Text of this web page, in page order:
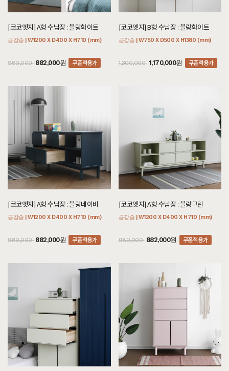
[코코엣지] A형 수납장 : 블랑화이트
금강송 | W1200 X D400 X H710 (mm)
980,000 882,000원 쿠폰적용가
[코코엣지] B형 수납장 : 블랑화이트
금강송 | W750 X D500 X H1380 (mm)
1,300,000 1,170,000원 쿠폰적용가
[코코엣지] A형 수납장 : 블랑네이비
금강송 | W1200 X D400 X H710 (mm)
980,000 882,000원 쿠폰적용가
[코코엣지] A형 수납장 : 블랑그린
금강송 | W1200 X D400 X H710 (mm)
980,000 882,000원 쿠폰적용가